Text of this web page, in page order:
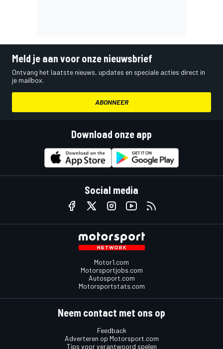
Meld je aan voor onze nieuwsbrief
Ontvang het laatste nieuws, updates en speciale acties direct in
je mailbox.
ABONNEER
Download onze app
Social media
Motor1.com
Motorsportjobs.com
Autosport.com
Motorsportstats.com
Neem contact met ons op
Feedback
Adverteren op Motorsport.com
Tips voor verantwoord spelen